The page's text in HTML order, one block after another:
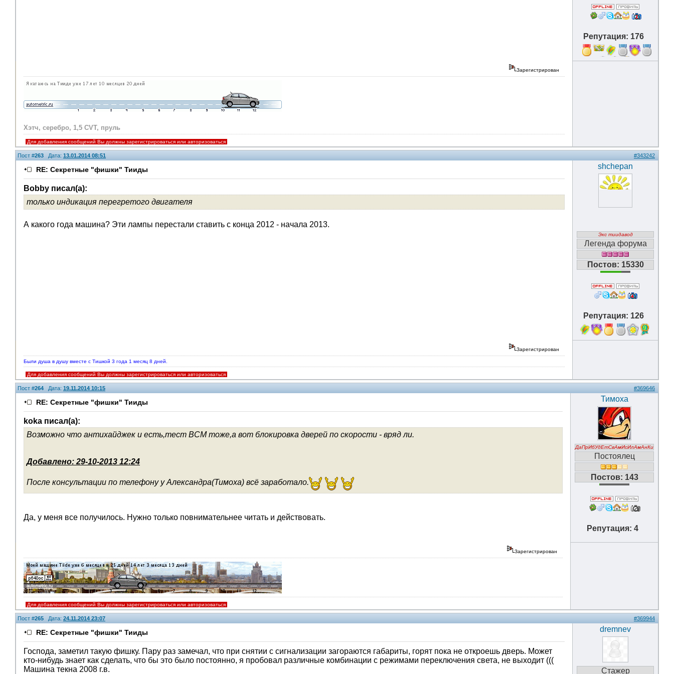
Репутация: 176
4
Зарегистрирован
Хэтч, серебро, 1,5 CVT, пруль
Для добавления сообщений Вы должны зарегистрироваться или авторизоваться
Пост #263 Дата: 13.01.2014 08:51 #343242
RE: Секретные "фишки" Тииды
Bobby писал(а):
только индикация перегретого двигателя
А какого года машина? Эти лампы перестали ставить с конца 2012 - начала 2013.
shchepan
Экс тиидавод
Легенда форума
Постов: 15330
Репутация: 126
9
Зарегистрирован
Были душа в душу вместе с Тишкой 3 года 1 месяц 8 дней.
Для добавления сообщений Вы должны зарегистрироваться или авторизоваться
Пост #264Дата: 19.11.2014 10:15 #369646
RE: Секретные "фишки" Тииды
koka писал(а):
Возможно что антихайджек и есть,тест ВСМ тоже,а вот блокировка дверей по скорости - вряд ли.
Добавлено: 29-10-2013 12:24
После консультации по телефону у Александра(Тимоха) всё заработало.
Да, у меня все получилось. Нужно только повнимательнее читать и действовать.
Тимоха
ДаПрИбУдЕтСвАмИсИлАмАнКи
Постоялец
Постов: 143
Репутация: 4
Зарегистрирован
Для добавления сообщений Вы должны зарегистрироваться или авторизоваться
Пост #265 Дата: 24.11.2014 23:07 #369944
RE: Секретные "фишки" Тииды
Господа, заметил такую фишку. Пару раз замечал, что при снятии с сигнализации загораются габариты, горят пока не откроешь дверь. Может
кто-нибудь знает как сделать, что бы это было постоянно, я пробовал различные комбинации с режимами переключения света, не выходит (((
Машина текна 2008 г.в.
dremnev
Стажер